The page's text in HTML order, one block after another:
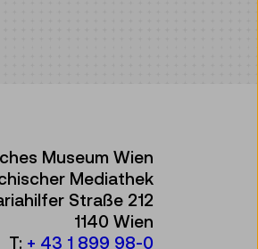
Museum Wien
Mediathek
Straße 212
1140 Wien
T: + 43 1 899 98-0